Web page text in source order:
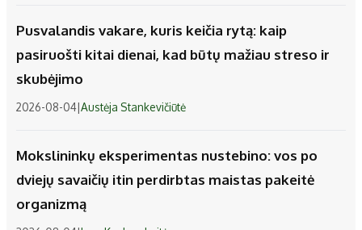
Pusvalandis vakare, kuris keičia rytą: kaip
pasiruošti kitai dienai, kad būtų mažiau streso ir
skubėjimo
2026-08-04 Austėja Stankevičiūtė
Mokslininkų eksperimentas nustebino: vos po
dviejų savaičių itin perdirbtas maistas pakeitė
organizmą